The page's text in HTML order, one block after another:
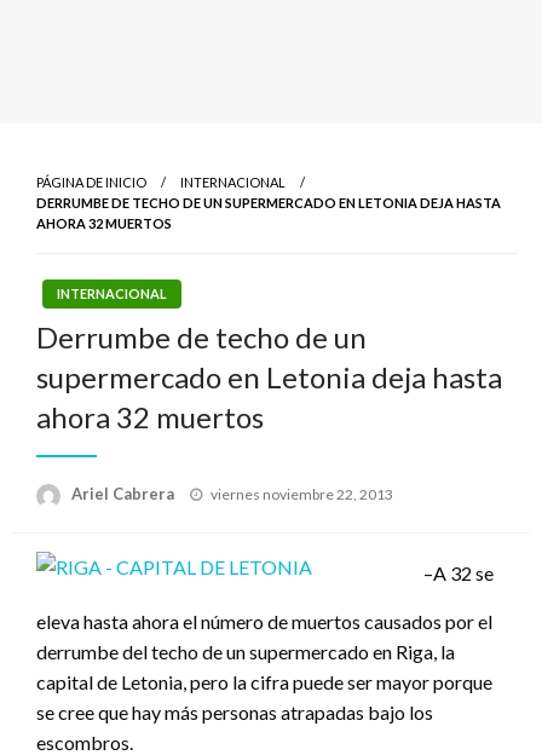
PÁGINA DE INICIO
INTERNACIONAL
DERRUMBE DE TECHO DE UN SUPERMERCADO EN LETONIA DEJA HASTA
AHORA 32 MUERTOS
INTERNACIONAL
Derrumbe de techo de un
supermercado en Letonia deja hasta
ahora 32 muertos
Ariel Cabrera
Publicado
viernes noviembre 22, 2013
–A 32 se
eleva hasta ahora el número de muertos causados por el
derrumbe del techo de un supermercado en Riga, la
capital de Letonia, pero la cifra puede ser mayor porque
se cree que hay más personas atrapadas bajo los
escombros.